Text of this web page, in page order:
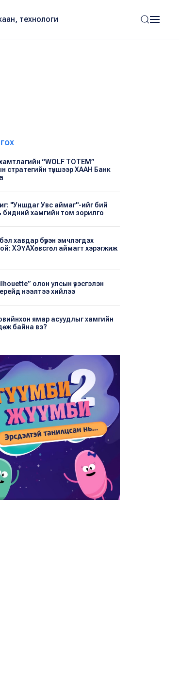
технологи
“WOLF TOTEM”
стратегийн түншээр ХААН Банк
"Уншдаг Увс аймаг"-ийг бий
бидний хамгийн том зорилго
хавдар бүрэн эмчлэгдэх
ХЭҮА​Хөвсгөл аймагт хэрэгжиж
олон улсын үзэсгэлэн
нээлтээ хийлээ
ямар асуудлыг хамгийн
байна вэ?